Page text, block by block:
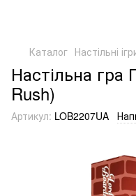
Каталог Настільні
Настільна гра
Rush)
Артикул: LOB2207UA